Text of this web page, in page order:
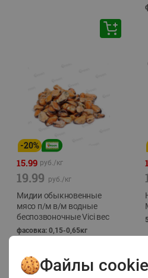
-20%
15.99 руб./кг
19.99 руб./кг
Мидии обыкновенные
мясо п/м в/м водные
беспозвоночные Vici вес
фасовка: 0,15-0,65кг
Файлы cookie